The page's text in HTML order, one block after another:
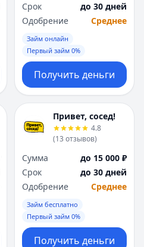
Срок
до 30 дней
Одобрение
Среднее
Займ онлайн
Первый займ 0%
Получить деньги
Привет, сосед!
4.8
(13 отзывов)
Сумма
до 15 000 ₽
Срок
до 30 дней
Одобрение
Среднее
Займ бесплатно
Первый займ 0%
Получить деньги